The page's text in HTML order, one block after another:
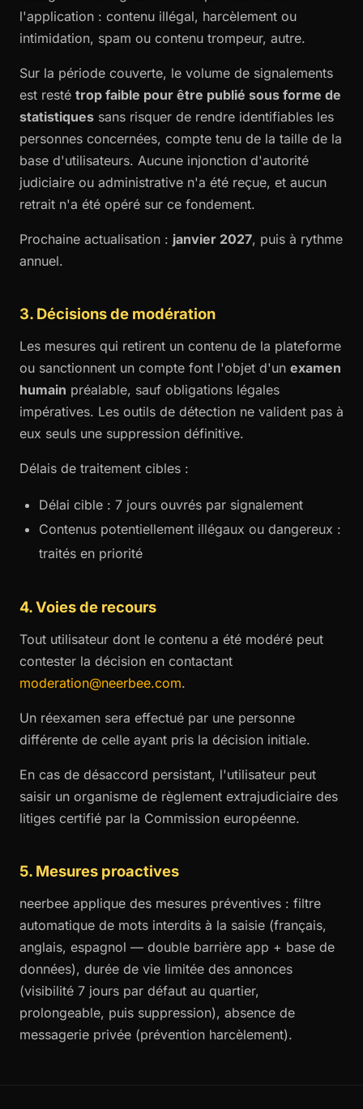
l'application : contenu illégal, harcèlement ou
intimidation, spam ou contenu trompeur, autre.
Sur la période couverte, le volume de signalements
est resté trop faible pour être publié sous forme de
statistiques sans risquer de rendre identifiables les
personnes concernées, compte tenu de la taille de la
base d'utilisateurs. Aucune injonction d'autorité
judiciaire ou administrative n'a été reçue, et aucun
retrait n'a été opéré sur ce fondement.
Prochaine actualisation : janvier 2027, puis à rythme
annuel.
3. Décisions de modération
Les mesures qui retirent un contenu de la plateforme
ou sanctionnent un compte font l'objet d'un examen
humain préalable, sauf obligations légales
impératives. Les outils de détection ne valident pas à
eux seuls une suppression définitive.
Délais de traitement cibles :
Délai cible : 7 jours ouvrés par signalement
Contenus potentiellement illégaux ou dangereux :
traités en priorité
4. Voies de recours
Tout utilisateur dont le contenu a été modéré peut
contester la décision en contactant
moderation@neerbee.com.
Un réexamen sera effectué par une personne
différente de celle ayant pris la décision initiale.
En cas de désaccord persistant, l'utilisateur peut
saisir un organisme de règlement extrajudiciaire des
litiges certifié par la Commission européenne.
5. Mesures proactives
neerbee applique des mesures préventives : filtre
automatique de mots interdits à la saisie (français,
anglais, espagnol — double barrière app + base de
données), durée de vie limitée des annonces
(visibilité 7 jours par défaut au quartier,
prolongeable, puis suppression), absence de
messagerie privée (prévention harcèlement).